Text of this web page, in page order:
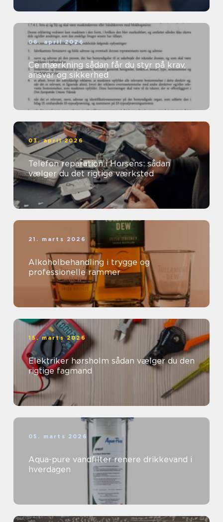
06. april 2026
Ce mærkning sådan får du styr på krav,
ansvar og sikkerhed
03. april 2026
Telefon reparation i Horsens: sådan
vælger du det rigtige værksted
21. marts 2026
Alkoholbehandling i trygge og
professionelle rammer
15. marts 2026
Elektriker hørsholm sådan vælger du den
rigtige fagmand
05. marts 2026
Aqua-pure vandfilter renere drikkevand i
hverdagen